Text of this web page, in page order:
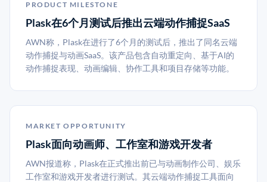
PRODUCT MILESTONE
Plask在6个月测试后推出云端动作捕捉SaaS
AWN称，Plask在进行了6个月的测试后，推出了同名云端
动作捕捉与动画SaaS。该产品包含自动重定向、基于AI的
动作捕捉表现、动画编辑、协作工具和项目存储等功能。
MARKET OPPORTUNITY
Plask面向动画师、工作室和游戏开发者
AWN报道称，Plask在正式推出前已与动画制作公司、娱乐
工作室和游戏开发者进行测试。其云端动作捕捉工具面向